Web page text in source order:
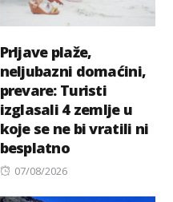
Prljave plaže,
neljubazni domaćini,
prevare: Turisti
izglasali 4 zemlje u
koje se ne bi vratili ni
besplatno
Posted
07/08/2026